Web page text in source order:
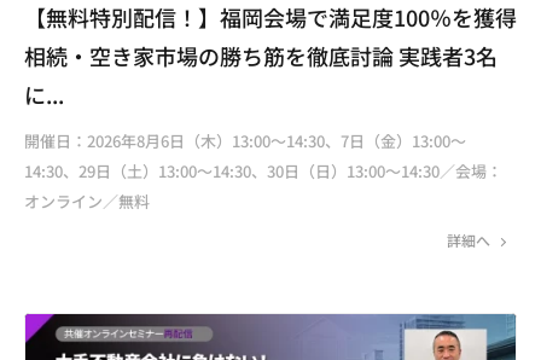
【無料特別配信！】福岡会場で満足度100％を獲得
相続・空き家市場の勝ち筋を徹底討論 実践者3名
に...
開催日：2026年8月6日（木）13:00～14:30、7日（金）13:00～
14:30、29日（土）13:00～14:30、30日（日）13:00～14:30／会場：
オンライン／無料
詳細へ